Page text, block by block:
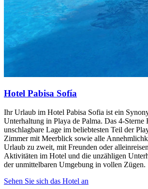
Hotel Pabisa Sofía
Ihr Urlaub im Hotel Pabisa Sofia ist ein
Unterhaltung in Playa de Palma. Das 4-Sterne
unschlagbare Lage im beliebtesten Teil der
Zimmer mit Meerblick sowie alle
Urlaub zu zweit, mit Freunden oder
Aktivitäten im Hotel und die unzähligen
der unmittelbaren Umgebung in vollen Zügen.
Sehen Sie sich das Hotel an